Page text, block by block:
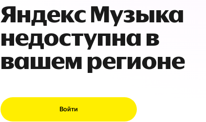
Яндекс Музыка
недоступна в
вашем регионе
Войти